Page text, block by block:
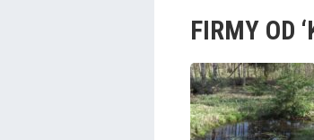
FIRMY OD